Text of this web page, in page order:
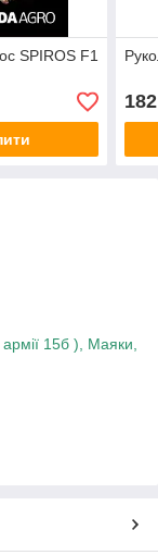
SPIROS F1
182
15б ), Маяки,